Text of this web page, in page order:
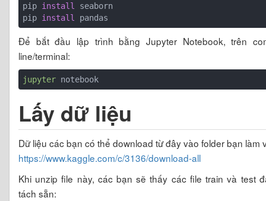
pip install
seaborn
pip install
Để bắt đầu lập trình bằng Jupyter Notebook, trên
line/terminal:
jupyter
Lấy dữ liệu
Dữ liệu các bạn có thể download từ đây vào folder bạn làm
https://www.kaggle.com/c/3136/download-all
Khi unzip file này, các bạn sẽ thấy các file train và test
tách sẵn: